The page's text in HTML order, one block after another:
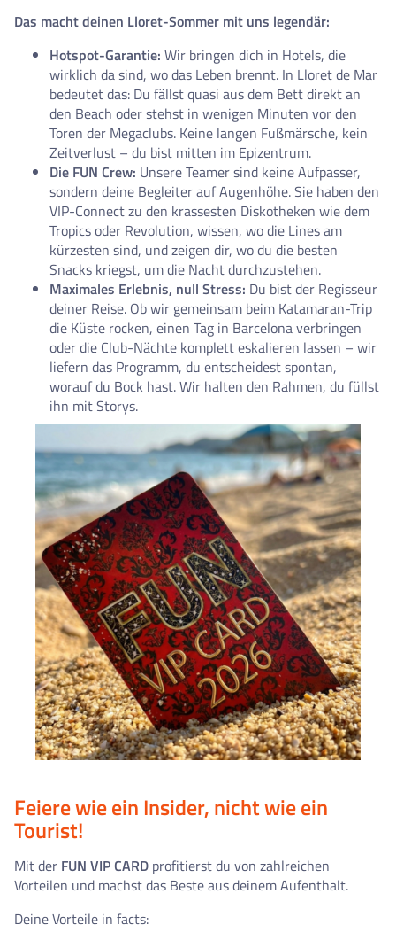
Das macht deinen Lloret-Sommer mit uns legendär:
Hotspot-Garantie: Wir bringen dich in Hotels, die
wirklich da sind, wo das Leben brennt. In Lloret de Mar
bedeutet das: Du fällst quasi aus dem Bett direkt an
den Beach oder stehst in wenigen Minuten vor den
Toren der Megaclubs. Keine langen Fußmärsche, kein
Zeitverlust – du bist mitten im Epizentrum.
Die FUN Crew: Unsere Teamer sind keine Aufpasser,
sondern deine Begleiter auf Augenhöhe. Sie haben den
VIP-Connect zu den krassesten Diskotheken wie dem
Tropics oder Revolution, wissen, wo die Lines am
kürzesten sind, und zeigen dir, wo du die besten
Snacks kriegst, um die Nacht durchzustehen.
Maximales Erlebnis, null Stress: Du bist der Regisseur
deiner Reise. Ob wir gemeinsam beim Katamaran-Trip
die Küste rocken, einen Tag in Barcelona verbringen
oder die Club-Nächte komplett eskalieren lassen – wir
liefern das Programm, du entscheidest spontan,
worauf du Bock hast. Wir halten den Rahmen, du füllst
ihn mit Storys.
Feiere wie ein Insider, nicht wie ein
Tourist!
Mit der FUN VIP CARD profitierst du von zahlreichen
Vorteilen und machst das Beste aus deinem Aufenthalt.
Deine Vorteile in facts: